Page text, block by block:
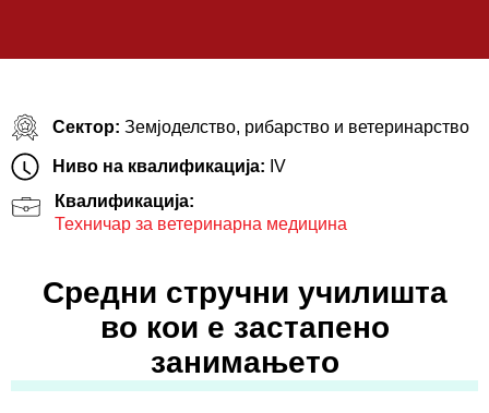
Сектор: Земјоделство, рибарство и ветеринарство
Ниво на квалификација: IV
Квалификација:
Техничар за ветеринарна медицина
Средни стручни училишта
во кои е застапено
занимањето